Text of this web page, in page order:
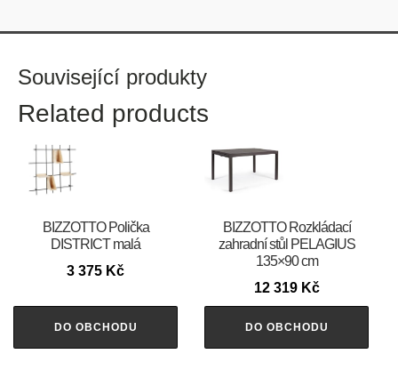
Související produkty
Related products
BIZZOTTO Polička
DISTRICT malá
3 375 Kč
DO OBCHODU
BIZZOTTO Rozkládací
zahradní stůl PELAGIUS
135×90 cm
12 319 Kč
DO OBCHODU